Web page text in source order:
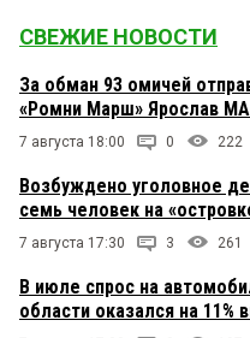
СВЕЖИЕ НОВОСТИ
За обман 93 омичей
«Ромни Марш» Ярослав
7 августа 18:00 0 222
Возбуждено уголовное
семь человек на
7 августа 17:30 3 261
В июле спрос на
области оказался на